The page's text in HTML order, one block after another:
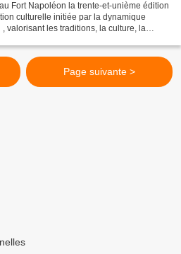
Fort Napoléon la trente-et-unième édition
culturelle initiée par la dynamique
valorisant les traditions, la culture, la
Page suivante >